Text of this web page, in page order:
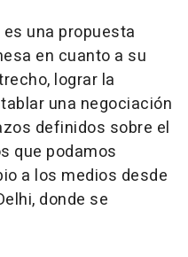
una propuesta
en cuanto a su
lograr la
una negociación
definidos sobre el
que podamos
a los medios desde
donde se